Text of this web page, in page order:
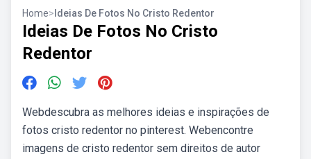
Home> Ideias De Fotos No Cristo Redentor
Ideias De Fotos No Cristo
Redentor
Webdescubra as melhores ideias e inspirações de
fotos cristo redentor no pinterest. Webencontre
imagens de cristo redentor sem direitos de autor